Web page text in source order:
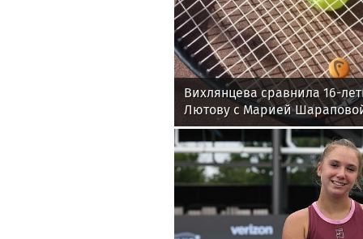
Вихлянцева сравнила 16-
Лютову с Марией